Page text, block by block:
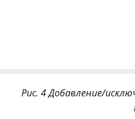
Рис. 4 Добавление/